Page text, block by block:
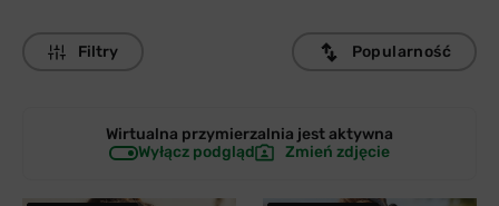
Filtry Popularność
Wirtualna przymierzalnia jestaktywna
Wyłącz podgląd
Zmień zdjęcie